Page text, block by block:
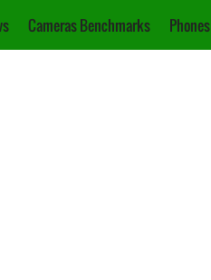
Cameras Benchmarks Phones